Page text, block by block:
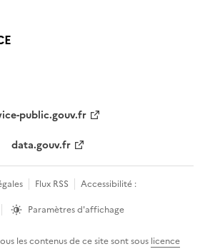
public.gouv.fr
data.gouv.fr
Flux RSS
Accessibilité :
Paramètres d'affichage
les contenus de ce site sont sous licence